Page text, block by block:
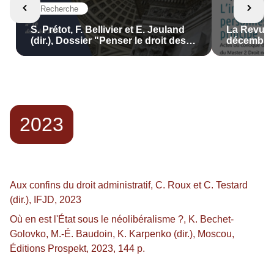
Recherche
S. Prétot, F. Bellivier et E. Jeuland
(dir.), Dossier "Penser le droit des
majeurs vulnérables", La Revue
La Revue
décembre
2023
Aux confins du droit administratif, C. Roux et C. Testard
(dir.), IFJD, 2023
Où en est l'État sous le néolibéralisme ?, K. Bechet-
Golovko, M.-É. Baudoin, K. Karpenko (dir.), Moscou,
Éditions Prospekt, 2023, 144 p.